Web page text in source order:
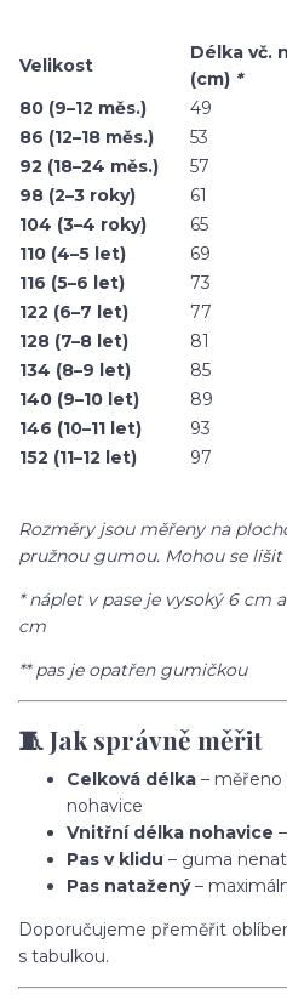
Velikost
Délka vč.
(cm) *
80 (9–12 měs.)
49
86 (12–18 měs.)
53
92 (18–24 měs.)
57
98 (2–3 roky)
61
104 (3–4 roky)
65
110 (4–5 let)
69
116 (5–6 let)
73
122 (6–7 let)
77
128 (7–8 let)
81
134 (8–9 let)
85
140 (9–10 let)
89
146 (10–11 let)
93
152 (11–12 let)
97
Rozměry jsou měřeny na
pružnou gumou. Mohou se lišit
* náplet v pase je vysoký 6 cm
cm
** pas je opatřen gumičkou
🧵 Jak správně měřit
Celková délka – měřeno
nohavice
Vnitřní délka nohavice
Pas v klidu – guma
Pas natažený–
Doporučujeme přeměřit
s tabulkou.